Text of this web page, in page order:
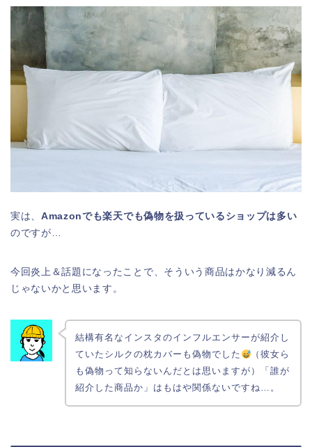
実は、Amazonでも楽天でも偽物を扱っているショップは多い
のですが…
今回炎上＆話題になったことで、そういう商品はかなり減るん
じゃないかと思います。
結構有名なインスタのインフルエンサーが紹介し
ていたシルクの枕カバーも偽物でした
（彼女ら
も偽物って知らないんだとは思いますが）「誰が
紹介した商品か」はもはや関係ないですね…。